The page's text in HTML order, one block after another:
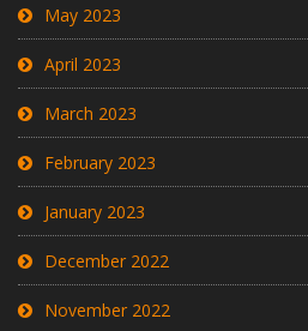
May 2023
April 2023
March 2023
February 2023
January 2023
December 2022
November 2022